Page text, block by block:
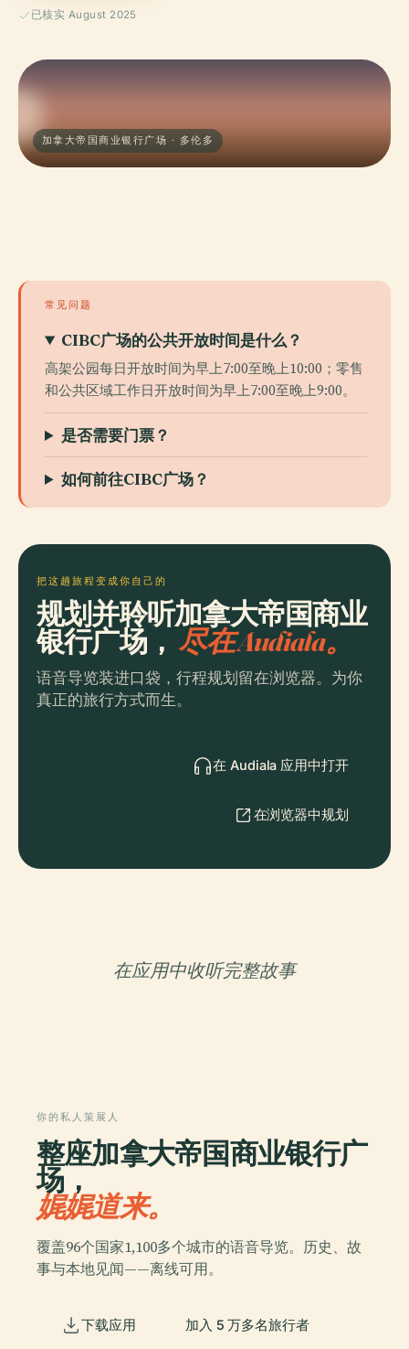
已核实 August 2025
加拿大帝国商业银行广场 · 多伦多
常见问题
CIBC广场的公共开放时间是什么？
高架公园每日开放时间为早上7:00至晚上10:00；零售
和公共区域工作日开放时间为早上7:00至晚上9:00。
是否需要门票？
如何前往CIBC广场？
把这趟旅程变成你自己的
规划并聆听加拿大帝国商业
银行广场，尽在 Audiala。
语音导览装进口袋，行程规划留在浏览器。为你
真正的旅行方式而生。
在 Audiala 应用中打开
在浏览器中规划
在应用中收听完整故事
你的私人策展人
整座加拿大帝国商业银行广
场，
娓娓道来。
覆盖96个国家1,100多个城市的语音导览。历史、故
事与本地见闻——离线可用。
下载应用 加入 5 万多名旅行者